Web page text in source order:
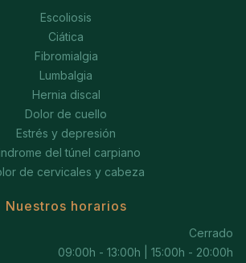
Escoliosis
Ciática
Fibromialgia
Lumbalgia
Hernia discal
Dolor de cuello
Estrés y depresión
del túnel carpiano
de cervicales y cabeza
Nuestros horarios
Cerrado
09:00h - 13:00h | 15:00h - 20:00h